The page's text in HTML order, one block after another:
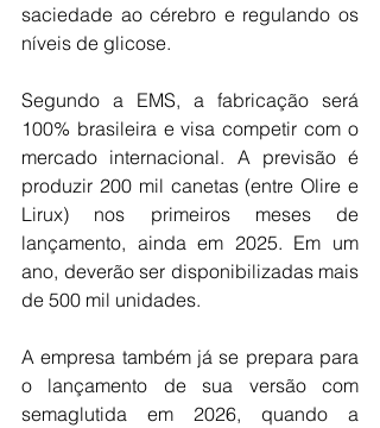
saciedade ao cérebro e regulando os
níveis de glicose.
Segundo a EMS, a fabricação será
100% brasileira e visa competir com o
mercado internacional. A previsão é
produzir 200 mil canetas (entre Olire e
Lirux) nos primeiros meses de
lançamento, ainda em 2025. Em um
ano, deverão ser disponibilizadas mais
de 500 mil unidades.
A empresa também já se prepara para
o lançamento de sua versão com
semaglutida em 2026, quando a